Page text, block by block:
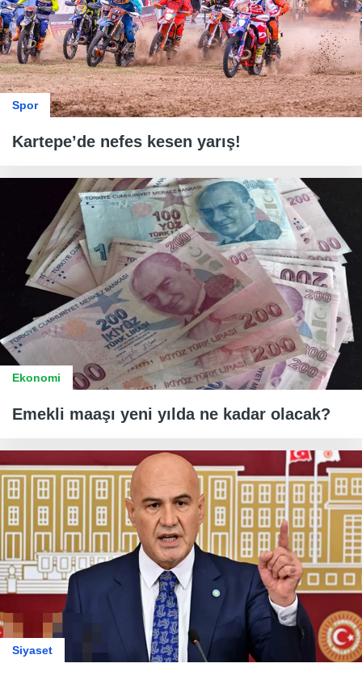
Spor
Kartepe’de nefes kesen yarış!
Ekonomi
Emekli maaşı yeni yılda ne kadar olacak?
Siyaset